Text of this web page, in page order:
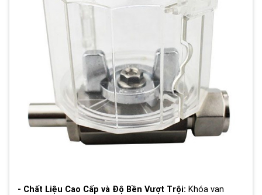
- Chất Liệu Cao Cấp và Độ Bền Vượt Trội: Khóa van